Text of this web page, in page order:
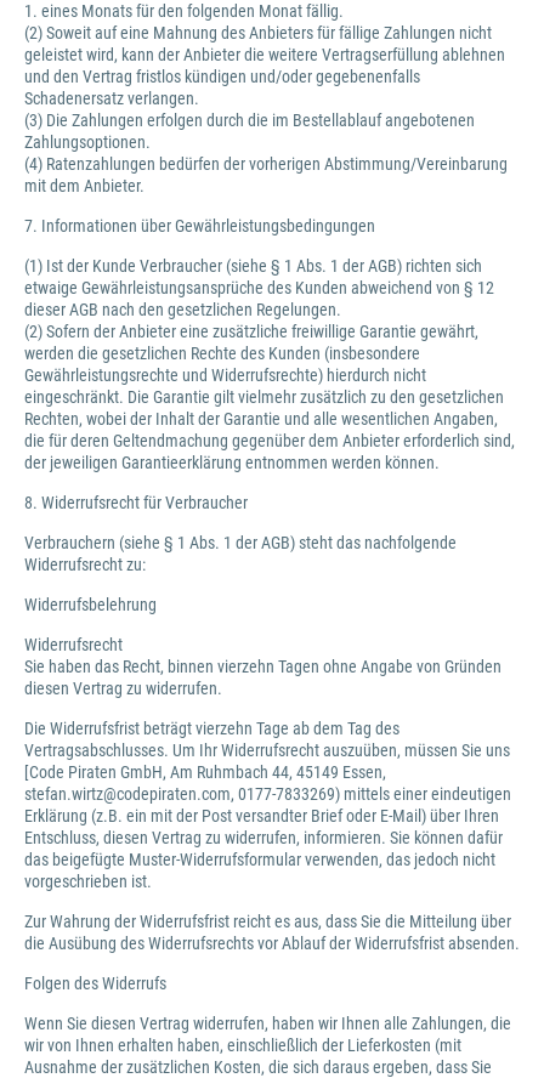
1. eines Monats für den folgenden Monat fällig.
(2) Soweit auf eine Mahnung des Anbieters für fällige Zahlungen nicht
geleistet wird, kann der Anbieter die weitere Vertragserfüllung ablehnen
und den Vertrag fristlos kündigen und/oder gegebenenfalls
Schadenersatz verlangen.
(3) Die Zahlungen erfolgen durch die im Bestellablauf angebotenen
Zahlungsoptionen.
(4) Ratenzahlungen bedürfen der vorherigen Abstimmung/Vereinbarung
mit dem Anbieter.
7. Informationen über Gewährleistungsbedingungen
(1) Ist der Kunde Verbraucher (siehe § 1 Abs. 1 der AGB) richten sich
etwaige Gewährleistungsansprüche des Kunden abweichend von § 12
dieser AGB nach den gesetzlichen Regelungen.
(2) Sofern der Anbieter eine zusätzliche freiwillige Garantie gewährt,
werden die gesetzlichen Rechte des Kunden (insbesondere
Gewährleistungsrechte und Widerrufsrechte) hierdurch nicht
eingeschränkt. Die Garantie gilt vielmehr zusätzlich zu den gesetzlichen
Rechten, wobei der Inhalt der Garantie und alle wesentlichen Angaben,
die für deren Geltendmachung gegenüber dem Anbieter erforderlich sind,
der jeweiligen Garantieerklärung entnommen werden können.
8. Widerrufsrecht für Verbraucher
Verbrauchern (siehe § 1 Abs. 1 der AGB) steht das nachfolgende
Widerrufsrecht zu:
Widerrufsbelehrung
Widerrufsrecht
Sie haben das Recht, binnen vierzehn Tagen ohne Angabe von Gründen
diesen Vertrag zu widerrufen.
Die Widerrufsfrist beträgt vierzehn Tage ab dem Tag des
Vertragsabschlusses. Um Ihr Widerrufsrecht auszuüben, müssen Sie uns
[Code Piraten GmbH, Am Ruhmbach 44, 45149 Essen,
stefan.wirtz@codepiraten.com, 0177-7833269) mittels einer eindeutigen
Erklärung (z.B. ein mit der Post versandter Brief oder E-Mail) über Ihren
Entschluss, diesen Vertrag zu widerrufen, informieren. Sie können dafür
das beigefügte Muster-Widerrufsformular verwenden, das jedoch nicht
vorgeschrieben ist.
Zur Wahrung der Widerrufsfrist reicht es aus, dass Sie die Mitteilung über
die Ausübung des Widerrufsrechts vor Ablauf der Widerrufsfrist absenden.
Folgen des Widerrufs
Wenn Sie diesen Vertrag widerrufen, haben wir Ihnen alle Zahlungen, die
wir von Ihnen erhalten haben, einschließlich der Lieferkosten (mit
Ausnahme der zusätzlichen Kosten, die sich daraus ergeben, dass Sie